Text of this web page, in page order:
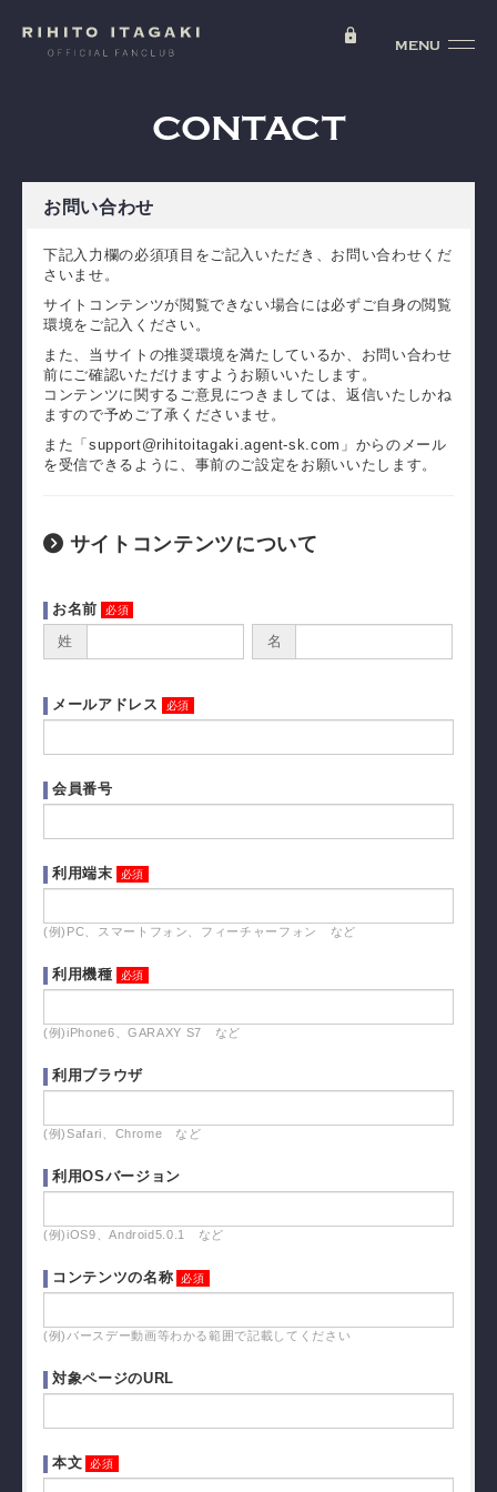
CONTACT
お問い合わせ
下記入力欄の必須項目をご記入いただき、お問い合わせくだ
さいませ。
サイトコンテンツが閲覧できない場合には必ずご自身の閲覧
環境をご記入ください。
また、当サイトの推奨環境を満たしているか、お問い合わせ
前にご確認いただけますようお願いいたします。
コンテンツに関するご意見につきましては、返信いたしかね
ますので予めご了承くださいませ。
また「support@rihitoitagaki.agent-sk.com」からのメール
を受信できるように、事前のご設定をお願いいたします。
サイトコンテンツについて
お名前
姓
名
メールアドレス
会員番号
利用端末
(例)PC、スマートフォン、フィーチャーフォン など
利用機種
(例)iPhone6、GARAXY S7 など
利用ブラウザ
(例)Safari、Chrome など
利用OSバージョン
(例)iOS9、Android5.0.1 など
コンテンツの名称
(例)バースデー動画等わかる範囲で記載してください
対象ページのURL
本文